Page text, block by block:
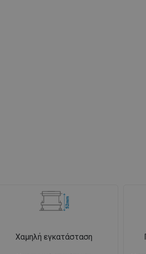
Χαμηλή εγκατάσταση